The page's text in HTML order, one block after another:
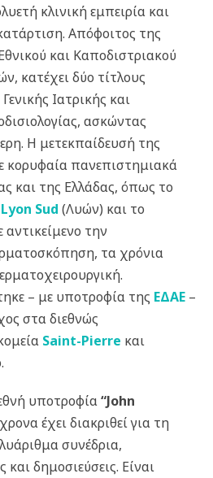
κλινική εμπειρία και
Απόφοιτος της
και Καποδιστριακού
κατέχει δύο τίτλους
Ιατρικής και
ασκώντας
Η μετεκπαίδευσή της
κορυφαία πανεπιστημιακά
και της Ελλάδας, όπως το
Lyon Sud (Λυών) και το
αντικείμενο την
τα χρόνια
– με υποτροφία της ΕΔΑΕ –
στα διεθνώς
Saint-Pierre και
υποτροφία“John
έχει διακριθεί για τη
συνέδρια,
και δημοσιεύσεις. Είναι